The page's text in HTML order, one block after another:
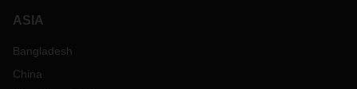
ASIA
Bangladesh
China